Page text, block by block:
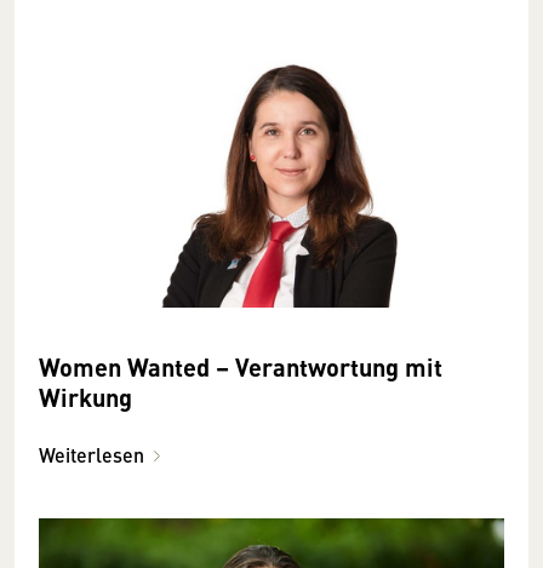
Women Wanted – Verantwortung mit
Wirkung
Weiterlesen